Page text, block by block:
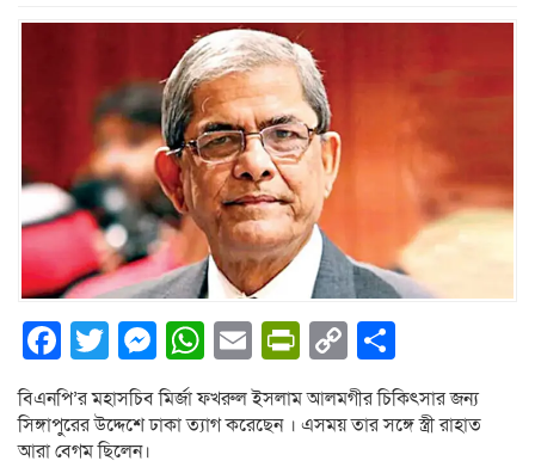
Facebook
Twitter
Messenger
WhatsApp
EmailPrintFriendly
Copy
Link
বিএনপি’র মহাসচিব মির্জা ফখরুল ইসলাম আলমগীর চিকিৎসার জন্য
সিঙ্গাপুরের উদ্দেশে ঢাকা ত্যাগ করেছেন । এসময় তার সঙ্গে স্ত্রী রাহাত
আরা বেগম ছিলেন।